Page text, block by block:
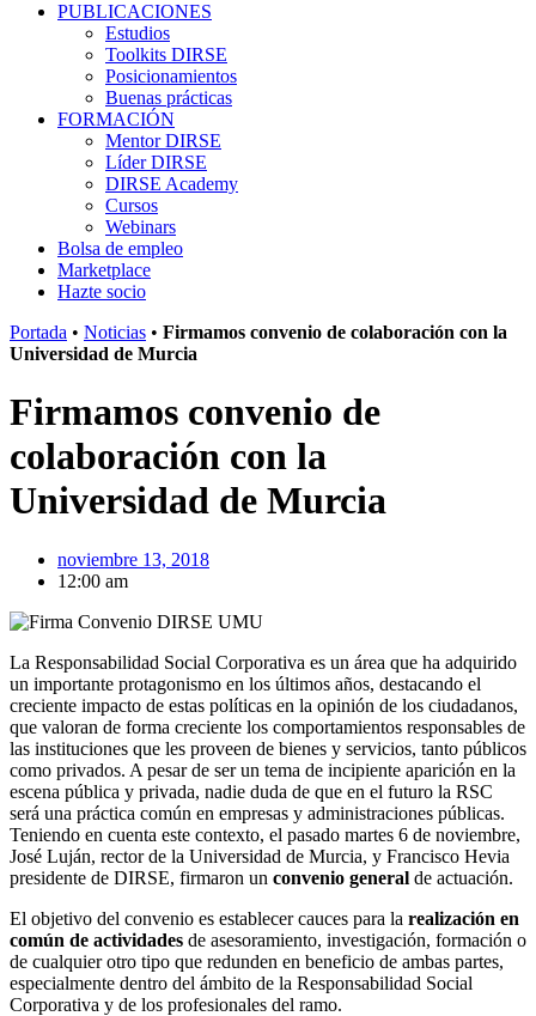
PUBLICACIONES
Estudios
Toolkits DIRSE
Posicionamientos
Buenas prácticas
FORMACIÓN
Mentor DIRSE
Líder DIRSE
DIRSE Academy
Cursos
Webinars
Bolsa de empleo
Marketplace
Hazte socio
Portada • Noticias • Firmamos convenio de colaboración con la
Universidad de Murcia
Firmamos convenio de
colaboración con la
Universidad de Murcia
noviembre 13, 2018
12:00 am
La Responsabilidad Social Corporativa es un área que ha adquirido
un importante protagonismo en los últimos años, destacando el
creciente impacto de estas políticas en la opinión de los ciudadanos,
que valoran de forma creciente los comportamientos responsables de
las instituciones que les proveen de bienes y servicios, tanto públicos
como privados. A pesar de ser un tema de incipiente aparición en la
escena pública y privada, nadie duda de que en el futuro la RSC
será una práctica común en empresas y administraciones públicas.
Teniendo en cuenta este contexto, el pasado martes 6 de noviembre,
José Luján, rector de la Universidad de Murcia, y Francisco Hevia
presidente de DIRSE, firmaron un convenio general de actuación.
El objetivo del convenio es establecer cauces para la realización en
común de actividades de asesoramiento, investigación, formación o
de cualquier otro tipo que redunden en beneficio de ambas partes,
especialmente dentro del ámbito de la Responsabilidad Social
Corporativa y de los profesionales del ramo.